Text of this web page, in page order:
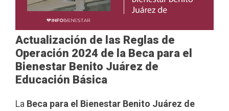
Actualización de las Reglas de
Operación 2024 de la Beca para el
Bienestar Benito Juárez de
Educación Básica
La Beca para el Bienestar Benito Juárez de